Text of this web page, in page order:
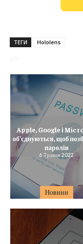
ТЕГИ Hololens
Новини
Apple, Google і
об’єднуються, щоб
паролів
6 Травня 2022